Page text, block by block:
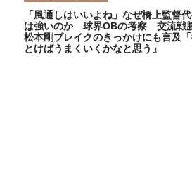
「風通しはいいよね」なぜ橋上監督
は強いのか 球界OBの考察 交流戦
松本剛ブレイクのきっかけにも言及
とけばうまくいくかなと思う」